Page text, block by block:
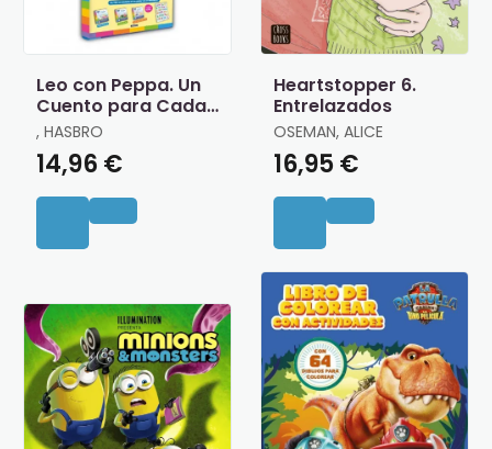
Leo con Peppa. Un
Cuento para Cada
Letra
, HASBRO
14,96 €
Heartstopper 6.
Entrelazados
OSEMAN, ALICE
16,95 €